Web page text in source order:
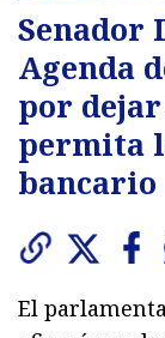
Senador
Agenda
por
permita
bancario
El